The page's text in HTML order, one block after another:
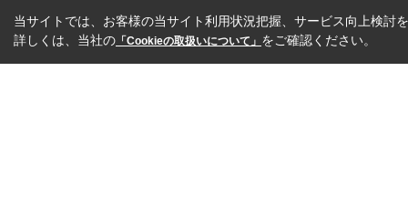
当サイトでは、お客様の当サイト利用状況把握、サービス向上検討
詳しくは、当社の 「Cookieの取扱いについて」 をご確認ください。